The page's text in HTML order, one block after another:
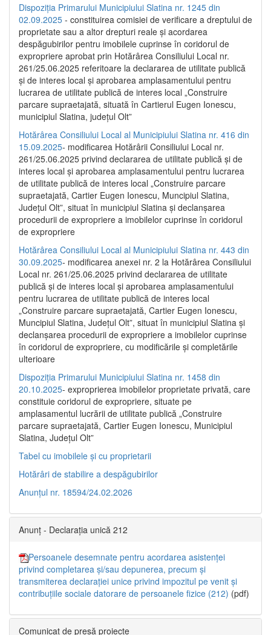
Dispoziția Primarului Municipiului Slatina nr. 1245 din
02.09.2025 - constituirea comisiei de verificare a dreptului de
proprietate sau a altor drepturi reale și acordarea
despăgubirilor pentru imobilele cuprinse în coridorul de
expropriere aprobat prin Hotărârea Consiliului Local nr.
261/25.06.2025 referitoare la declararea de utilitate publică
și de interes local și aprobarea amplasamentului pentru
lucrarea de utilitate publică de interes local „Construire
parcare supraetajată, situată în Cartierul Eugen Ionescu,
municipiul Slatina, județul Olt”
Hotărârea Consiliului Local al Municipiului Slatina nr. 416 din
15.09.2025- modificarea Hotărârii Consiliului Local nr.
261/25.06.2025 privind declararea de utilitate publică și de
interes local și aprobarea amplasamentului pentru lucrarea
de utilitate publică de interes local „Construire parcare
supraetajată, Cartier Eugen Ionescu, Muncipiul Slatina,
Județul Olt”, situat în municipiul Slatina și declanșarea
procedurii de expropriere a imobilelor cuprinse în coridorul
de expropriere
Hotărârea Consiliului Local al Municipiului Slatina nr. 443 din
30.09.2025- modificarea anexei nr. 2 la Hotărârea Consiliului
Local nr. 261/25.06.2025 privind declararea de utilitate
publică şi de interes local şi aprobarea amplasamentului
pentru lucrarea de utilitate publică de interes local
„Construire parcare supraetajată, Cartier Eugen Ionescu,
Muncipiul Slatina, Judeţul Olt”, situat în municipiul Slatina şi
declanşarea procedurii de expropriere a imobilelor cuprinse
în coridorul de expropriere, cu modificările şi completările
ulterioare
Dispoziția Primarului Municipiului Slatina nr. 1458 din
20.10.2025- exproprierea imobilelor proprietate privată, care
constituie coridorul de expropriere, situate pe
amplasamentul lucrării de utilitate publică „Construire
parcare supraetajată, Cartier Eugen Ionescu, Municipiul
Slatina, Județul Olt”
Tabel cu imobilele și cu proprietarii
Hotărâri de stabilire a despăgubirilor
Anunțul nr. 18594/24.02.2026
Anunț - Declarația unică 212
Persoanele desemnate pentru acordarea asistenței
privind completarea și/sau depunerea, precum și
transmiterea declarației unice privind impozitul pe venit și
contribuțiile sociale datorare de persoanele fizice (212) (pdf)
Comunicat de presă proiecte